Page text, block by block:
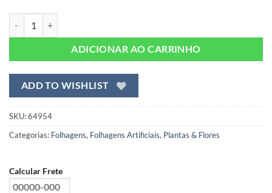
ADICIONAR AO CARRINHO
ADD TO WISHLIST
SKU:64954
Categorias: Folhagens, Folhagens Artificiais, Plantas & Flores
Calcular Frete